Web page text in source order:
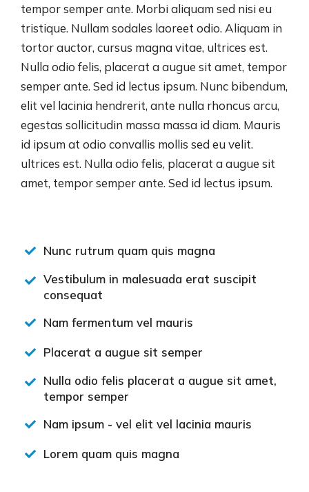
tempor semper ante. Morbi aliquam sed nisi eu
tristique. Nullam sodales laoreet odio. Aliquam in
tortor auctor, cursus magna vitae, ultrices est.
Nulla odio felis, placerat a augue sit amet, tempor
semper ante. Sed id lectus ipsum. Nunc bibendum,
elit vel lacinia hendrerit, ante nulla rhoncus arcu,
egestas sollicitudin massa massa id diam. Mauris
id ipsum at odio convallis mollis sed eu velit.
ultrices est. Nulla odio felis, placerat a augue sit
amet, tempor semper ante. Sed id lectus ipsum.
Nunc rutrum quam quis magna
Vestibulum in malesuada erat suscipit
consequat
Nam fermentum vel mauris
Placerat a augue sit semper
Nulla odio felis placerat a augue sit amet,
tempor semper
Nam ipsum - vel elit vel lacinia mauris
Lorem quam quis magna